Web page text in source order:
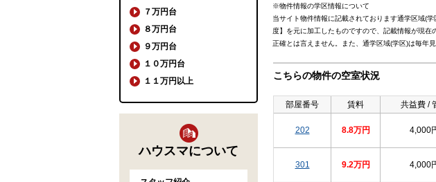
※物件情報の学区情報について
当サイト物件情報に記載されております通学区域(
度】を元に加工したものですので、記載情報が現
正確とは言えません。また、通学区域(学区)は毎年
こちらの物件の空室状況
部屋番号 賃料 共益費 /
202 8.8万円 4,000
301 9.2万円 4,000
７万円台
８万円台
９万円台
１０万円台
１１万円以上
ハウスマについて